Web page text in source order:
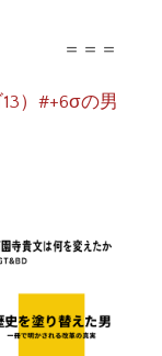
＝＝＝
）#+6σの男